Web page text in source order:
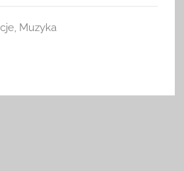
, Muzyka